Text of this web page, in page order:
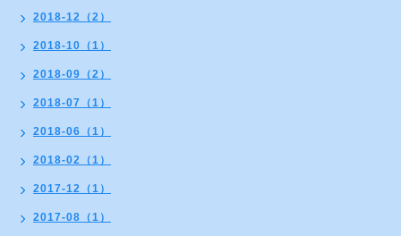
2018-12（2）
2018-10（1）
2018-09（2）
2018-07（1）
2018-06（1）
2018-02（1）
2017-12（1）
2017-08（1）